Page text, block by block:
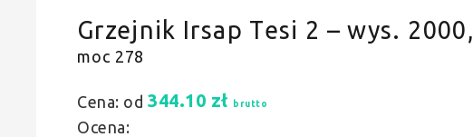
Grzejnik Irsap Tesi 2 – wys.
moc 278
Cena: od 344.10 zł brutto
Ocena: